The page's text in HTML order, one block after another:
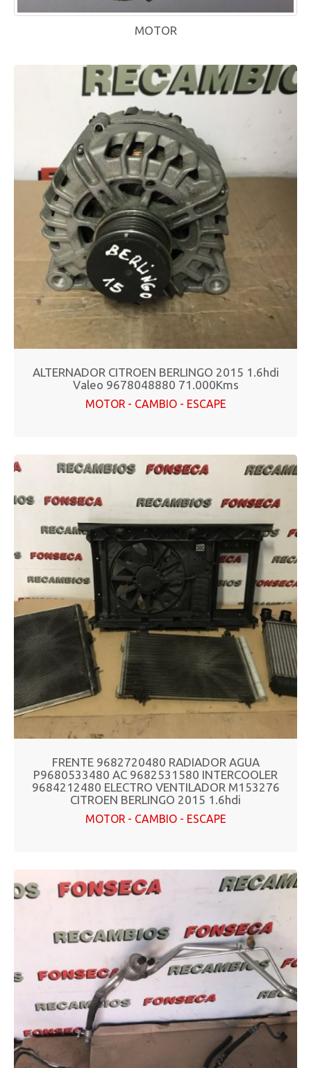
MOTOR
ALTERNADOR CITROEN BERLINGO 2015 1.6hdi
Valeo 9678048880 71.000Kms
MOTOR - CAMBIO - ESCAPE
FRENTE 9682720480 RADIADOR AGUA
P9680533480 AC 9682531580 INTERCOOLER
9684212480 ELECTRO VENTILADOR M153276
CITROEN BERLINGO 2015 1.6hdi
MOTOR - CAMBIO - ESCAPE